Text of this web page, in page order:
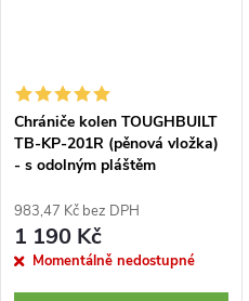
Chrániče kolen TOUGHBUILT
TB-KP-201R (pěnová vložka)
- s odolným pláštěm
983,47 Kč bez DPH
1 190 Kč
Momentálně nedostupné